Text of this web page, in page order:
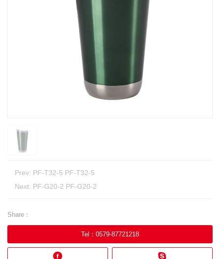
Prev: PF-T32-5 PF-T32-5
Next: PF-G20-2 PF-G20-2
Share：
Tel ： 0579-87721218